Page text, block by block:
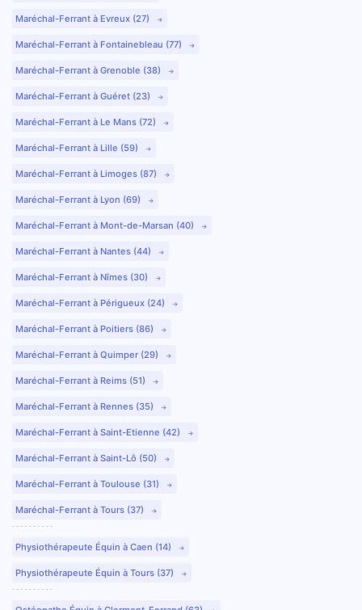
Maréchal-Ferrant à Evreux (27)
Maréchal-Ferrant à Fontainebleau (77)
Maréchal-Ferrant à Grenoble (38)
Maréchal-Ferrant à Guéret (23)
Maréchal-Ferrant à Le Mans (72)
Maréchal-Ferrant à Lille (59)
Maréchal-Ferrant à Limoges (87)
Maréchal-Ferrant à Lyon (69)
Maréchal-Ferrant à Mont-de-Marsan (40)
Maréchal-Ferrant à Nantes (44)
Maréchal-Ferrant à Nîmes (30)
Maréchal-Ferrant à Périgueux (24)
Maréchal-Ferrant à Poitiers (86)
Maréchal-Ferrant à Quimper (29)
Maréchal-Ferrant à Reims (51)
Maréchal-Ferrant à Rennes (35)
Maréchal-Ferrant à Saint-Etienne (42)
Maréchal-Ferrant à Saint-Lô (50)
Maréchal-Ferrant à Toulouse (31)
Maréchal-Ferrant à Tours (37)
Physiothérapeute Équin à Caen (14)
Physiothérapeute Équin à Tours (37)